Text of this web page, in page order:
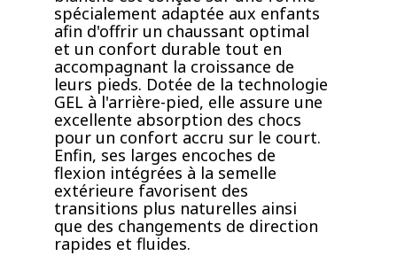
spécialement adaptée aux enfants
afin d'offrir un chaussant optimal
et un confort durable tout en
accompagnant la croissance de
leurs pieds. Dotée de la technologie
GEL à l'arrière-pied, elle assure une
excellente absorption des chocs
pour un confort accru sur le court.
Enfin, ses larges encoches de
flexion intégrées à la semelle
extérieure favorisent des
transitions plus naturelles ainsi
que des changements de direction
rapides et fluides.